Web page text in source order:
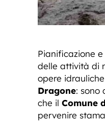
Pianificazione
delle attività di
opere
Dragone: sono
che il Comune
pervenire